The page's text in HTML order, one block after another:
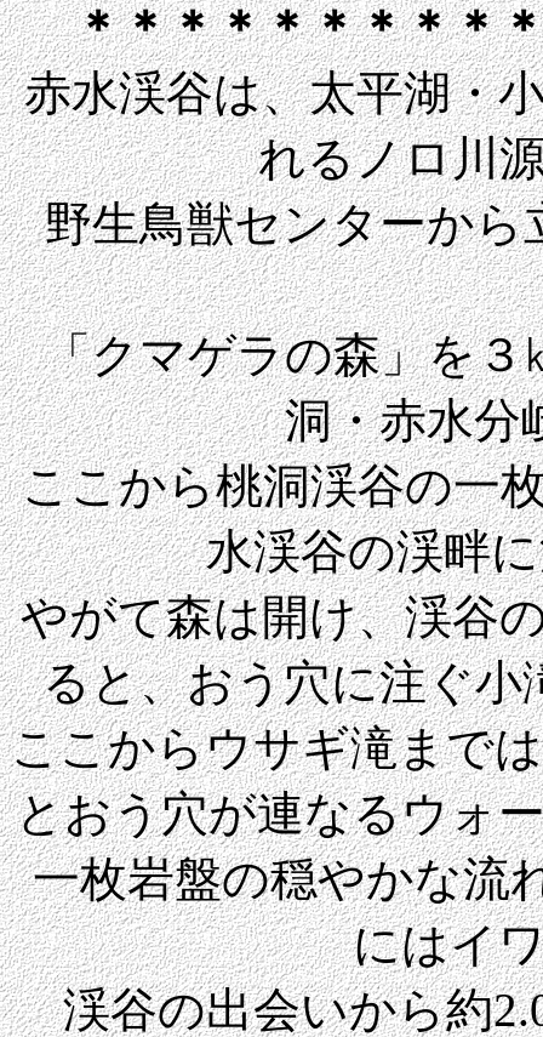
＊＊＊＊＊＊＊＊＊
赤水渓谷は、太平湖・
れるノロ川
野生鳥獣センターか
「クマゲラの森」を
洞・赤水分
ここから桃洞渓谷の一
水渓谷の渓畔
やがて森は開け、渓谷
ると、おう穴に注ぐ
ここからウサギ滝まで
とおう穴が連なるウォ
一枚岩盤の穏やかな流
にはイ
渓谷の出会いから約